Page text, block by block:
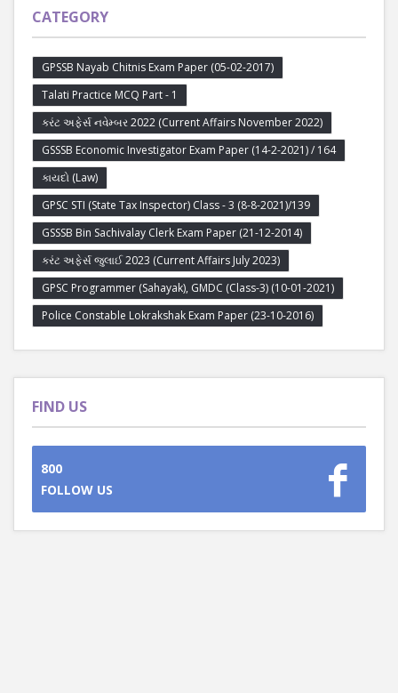
CATEGORY
GPSSB Nayab Chitnis Exam Paper (05-02-2017)
Talati Practice MCQ Part - 1
કરંટ અફેર્સ નવેમ્બર 2022 (Current Affairs November 2022)
GSSSB Economic Investigator Exam Paper (14-2-2021) / 164
કાયદો (Law)
GPSC STI (State Tax Inspector) Class - 3 (8-8-2021)/139
GSSSB Bin Sachivalay Clerk Exam Paper (21-12-2014)
કરંટ અફેર્સ જુલાઈ 2023 (Current Affairs July 2023)
GPSC Programmer (Sahayak), GMDC (Class-3) (10-01-2021)
Police Constable Lokrakshak Exam Paper (23-10-2016)
FIND US
800
FOLLOW US